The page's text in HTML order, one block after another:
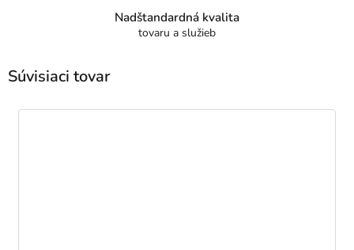
Nadštandardná kvalita
tovaru a služieb
Súvisiaci tovar